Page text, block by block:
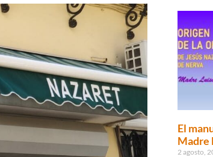
El
Madre
2 agosto,